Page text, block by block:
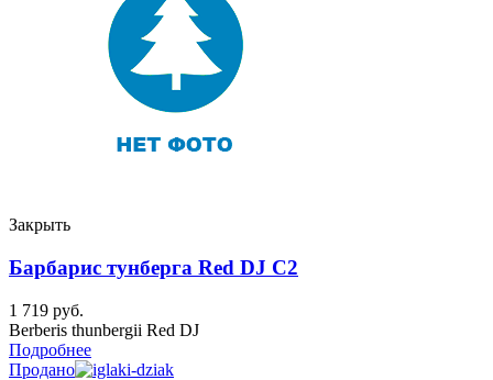
Закрыть
Барбарис тунберга Red DJ C2
1 719 руб.
Berberis thunbergii Red DJ
Подробнее
Продано